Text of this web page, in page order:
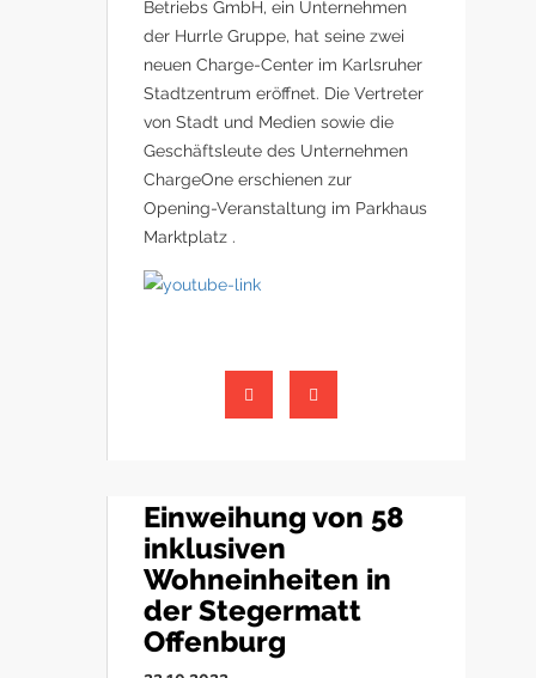
Betriebs GmbH, ein Unternehmen
der Hurrle Gruppe, hat seine zwei
neuen Charge-Center im Karlsruher
Stadtzentrum eröffnet. Die Vertreter
von Stadt und Medien sowie die
Geschäftsleute des Unternehmen
ChargeOne erschienen zur
Opening-Veranstaltung im Parkhaus
Marktplatz .
Einweihung von 58
inklusiven
Wohneinheiten in
der Stegermatt
Offenburg